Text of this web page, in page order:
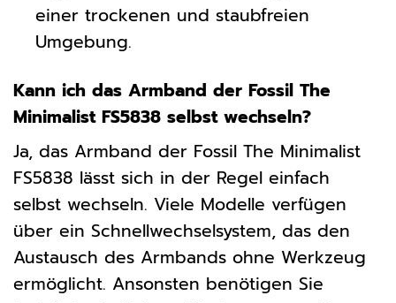
einer trockenen und staubfreien
Umgebung.
Kann ich das Armband der Fossil The
Minimalist FS5838 selbst wechseln?
Ja, das Armband der Fossil The Minimalist
FS5838 lässt sich in der Regel einfach
selbst wechseln. Viele Modelle verfügen
über ein Schnellwechselsystem, das den
Austausch des Armbands ohne Werkzeug
ermöglicht. Ansonsten benötigen Sie